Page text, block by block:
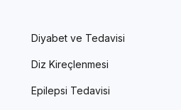
Diyabet ve Tedavisi
Diz Kireçlenmesi
Epilepsi Tedavisi